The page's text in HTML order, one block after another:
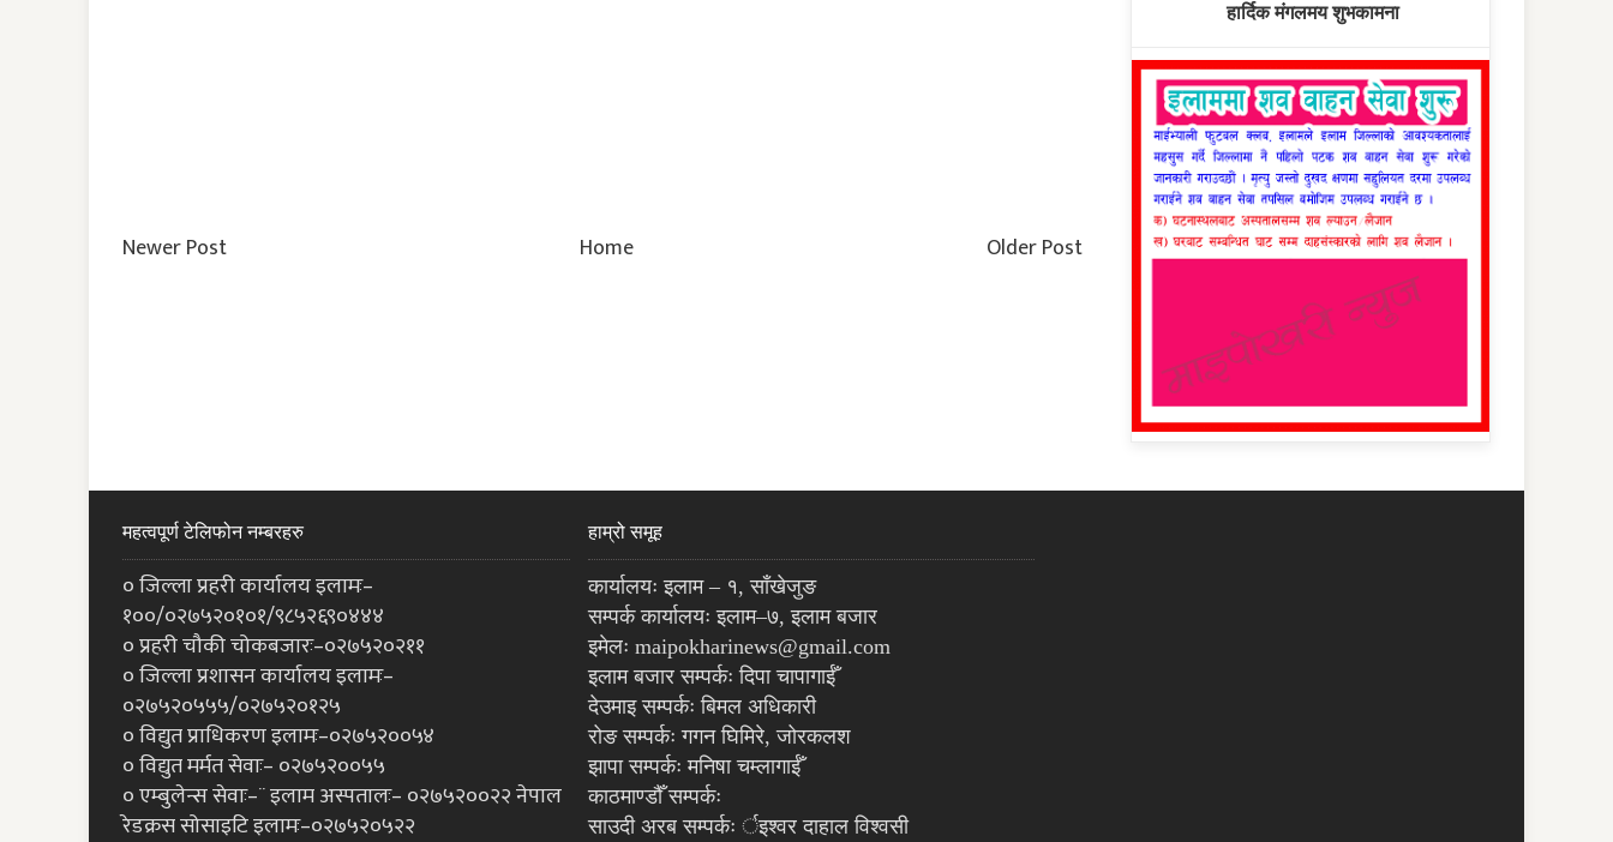
Newer Post Older Post
Home
हार्दिक मंगलमय शुभकामना
महत्वपूर्ण टेलिफोन नम्बरहरु
० जिल्ला प्रहरी कार्यालय इलामः–
१००/०२७५२०१०१/९८५२६९०४४४
० प्रहरी चौकी चोकबजारः–०२७५२०२११
० जिल्ला प्रशासन कार्यालय इलामः–
०२७५२०५५५/०२७५२०१२५
० विद्युत प्राधिकरण इलामः–०२७५२००५४
० विद्युत मर्मत सेवाः– ०२७५२००५५
० एम्बुलेन्स सेवाः–¨ इलाम अस्पतालः– ०२७५२००२२ नेपाल
रेडक्रस सोसाइटि इलामः–०२७५२०५२२
हाम्रो समूह
कार्यालयः इलाम – १, साँखेजुङ
सम्पर्क कार्यालयः इलाम–७, इलाम बजार
इमेलः maipokharinews@gmail.com
इलाम बजार सम्पर्कः दिपा चापागाईँ
देउमाइ सम्पर्कः बिमल अधिकारी
रोङ सम्पर्कः गगन घिमिरे, जोरकलश
झापा सम्पर्कः मनिषा चम्लागाईँ
काठमाण्डौँ सम्पर्कः
साउदी अरब सम्पर्कः र्इश्वर दाहाल विश्वसी